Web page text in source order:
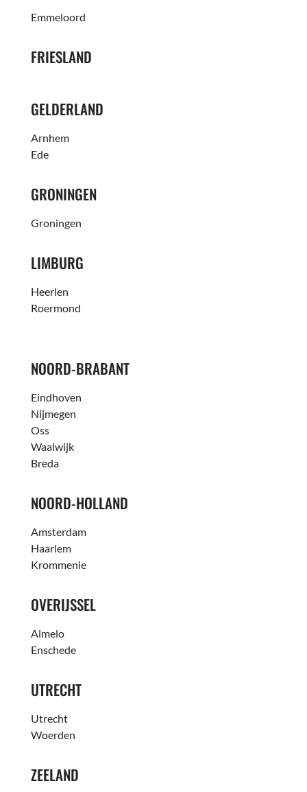
Emmeloord
FRIESLAND
GELDERLAND
Arnhem
Ede
GRONINGEN
Groningen
LIMBURG
Heerlen
Roermond
NOORD-BRABANT
Eindhoven
Nijmegen
Oss
Waalwijk
Breda
NOORD-HOLLAND
Amsterdam
Haarlem
Krommenie
OVERIJSSEL
Almelo
Enschede
UTRECHT
Utrecht
Woerden
ZEELAND